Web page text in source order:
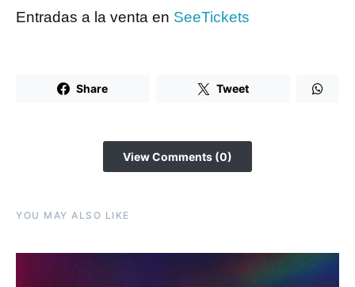
Entradas a la venta en SeeTickets
Share Tweet
View Comments (0)
YOU MAY ALSO LIKE